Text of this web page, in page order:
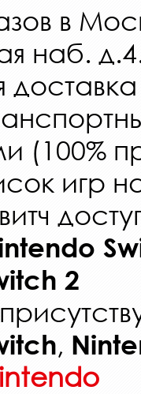
в
наб.
(100%
игр
2
,